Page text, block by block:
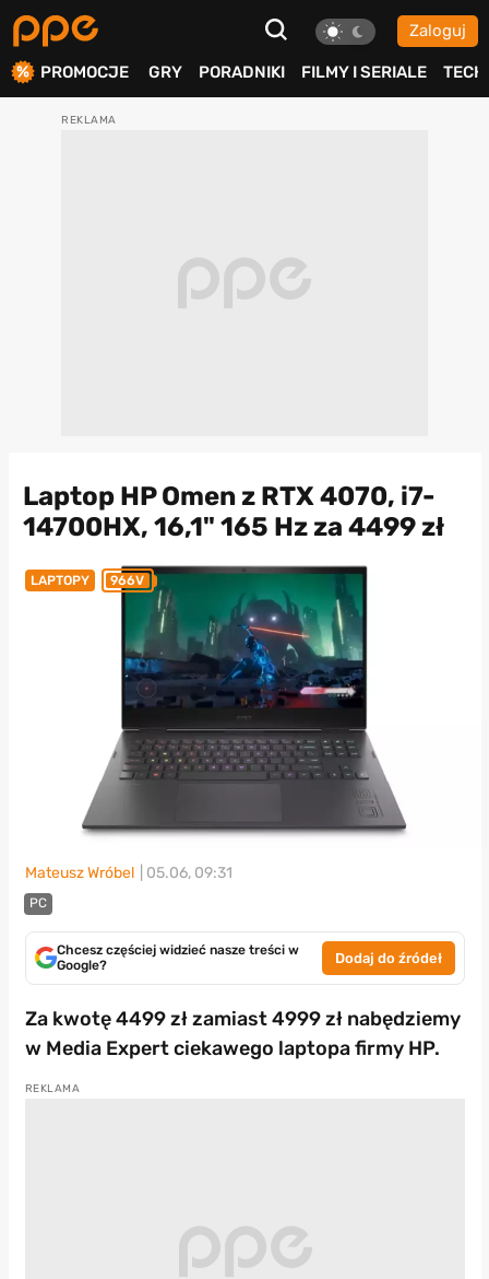
Zaloguj
PROMOCJE GRY PORADNIKI FILMY I SERIALE TECH
Laptop HP Omen z RTX 4070, i7-
14700HX, 16,1" 165 Hz za 4499 zł
LAPTOPY 966V
Mateusz Wróbel | 05.06, 09:31
PC
Chcesz częściej widzieć nasze treści w
Google?
Dodaj do źródeł
Za kwotę 4499 zł zamiast 4999 zł nabędziemy
w Media Expert ciekawego laptopa firmy HP.